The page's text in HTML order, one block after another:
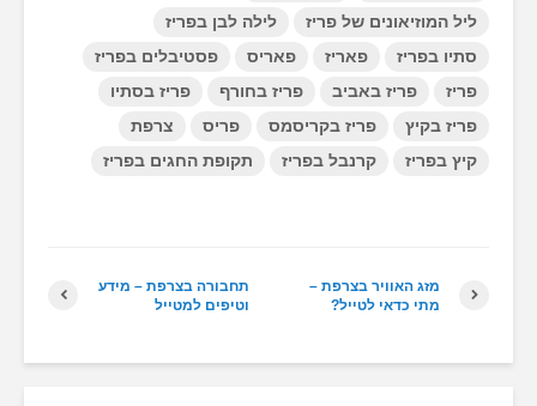
ליל המוזיאונים של פריז
לילה לבן בפריז
סתיו בפריז
פאריז פאריס
פסטיבלים בפריז
פריז
פריז באביב פריז בחורף
פריז בסתיו
פריז בקיץ
פריז בקריסמס פריס
צרפת
קיץ בפריז
קרנבל בפריז תקופת החגים בפריז
תחבורה בצרפת – מידע
וטיפים למטייל
מזג האוויר בצרפת –
מתי כדאי לטייל?